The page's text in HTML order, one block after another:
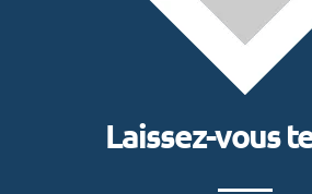
Laissez-vous